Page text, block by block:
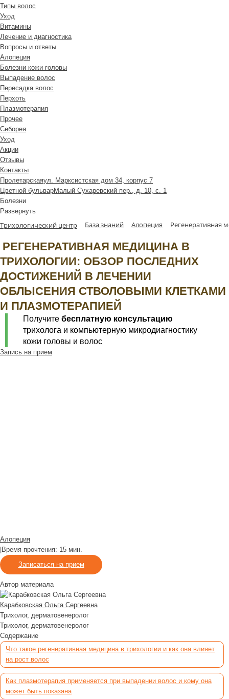
Типы волос
Уход
Витамины
Лечение и диагностика
Вопросы и ответы
Алопеция
Болезни кожи головы
Выпадение волос
Пересадка волос
Перхоть
Плазмотерапия
Прочее
Себорея
Уход
Акции
Отзывы
Контакты
Пролетарскаяул. Марксистская дом 34, корпус 7
Цветной бульварМалый Сухаревский пер., д. 10, с. 1
Болезни
Развернуть
Трихологический центр База знаний Алопеция Регенеративная
РЕГЕНЕРАТИВНАЯ МЕДИЦИНА В
ТРИХОЛОГИИ: ОБЗОР ПОСЛЕДНИХ
ДОСТИЖЕНИЙ В ЛЕЧЕНИИ
ОБЛЫСЕНИЯ СТВОЛОВЫМИ КЛЕТКАМИ
И ПЛАЗМОТЕРАПИЕЙ
Получите бесплатную консультацию
трихолога и компьютерную микродиагностику
кожи головы и волос
Запись на прием
Алопеция
Время прочтения: 15 мин.
Записаться на прием
Автор материала
Карабковская Ольга Сергеевна
Трихолог, дерматовенеролог
Трихолог, дерматовенеролог
Содержание
Что такое регенеративная медицина в трихологии и как она влияет
на рост волос
Как плазмотерапия применяется при выпадении волос и кому она
может быть показана